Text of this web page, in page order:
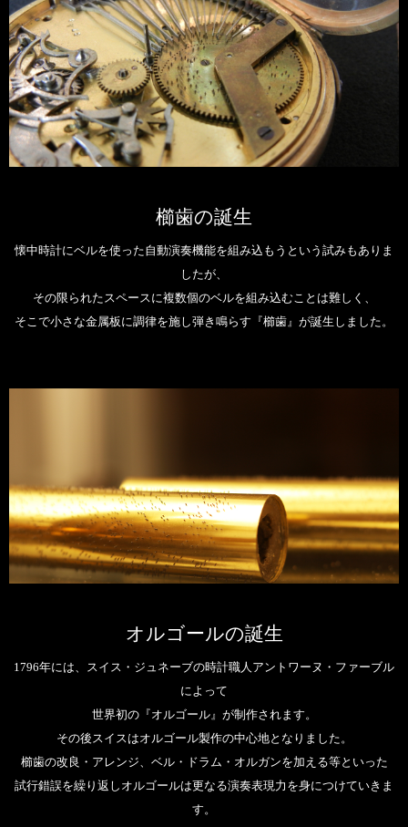
櫛歯の誕生
懐中時計にベルを使った自動演奏機能を組み込もうという試みもありま
したが、
その限られたスペースに複数個のベルを組み込むことは難しく、
そこで小さな金属板に調律を施し弾き鳴らす『櫛歯』が誕生しました。
オルゴールの誕生
1796年には、スイス・ジュネーブの時計職人アントワーヌ・ファーブル
によって
世界初の『オルゴール』が制作されます。
その後スイスはオルゴール製作の中心地となりました。
櫛歯の改良・アレンジ、ベル・ドラム・オルガンを加える等といった
試行錯誤を繰り返しオルゴールは更なる演奏表現力を身につけていきま
す。